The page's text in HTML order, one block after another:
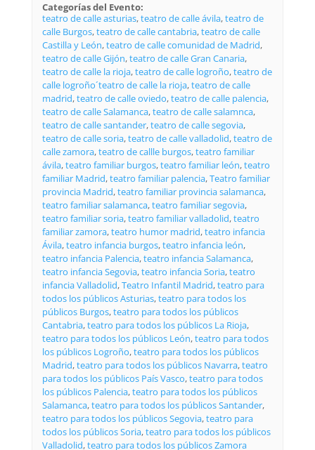
Categorías del Evento:
teatro de calle asturias,teatro de calle ávila,teatro de
calle Burgos,teatro de calle cantabria,teatro de calle
Castilla y León,teatro de calle comunidad de Madrid,
teatro de calle Gijón,teatro de calle Gran Canaria,
teatro de calle la rioja,teatro de calle logroño,teatro de
calle logroño´teatro de calle la rioja,teatro de calle
madrid,teatro de calle oviedo,teatro de calle palencia,
teatro de calle Salamanca,teatro de calle salamnca,
teatro de calle santander,teatro de calle segovia,
teatro de calle soria,teatro de calle valladolid,teatro de
calle zamora,teatro de callle burgos,teatro familiar
ávila,teatro familiar burgos,teatro familiar león,teatro
familiar Madrid,teatro familiar palencia,Teatro familiar
provincia Madrid,teatro familiar provincia salamanca,
teatro familiar salamanca,teatro familiar segovia,
teatro familiar soria,teatro familiar valladolid,teatro
familiar zamora,teatro humor madrid,teatro infancia
Ávila,teatro infancia burgos,teatro infancia león,
teatro infancia Palencia,teatro infancia Salamanca,
teatro infancia Segovia,teatro infancia Soria,teatro
infancia Valladolid,Teatro Infantil Madrid,teatro para
todos los públicos Asturias,teatro para todos los
públicos Burgos,teatro para todos los públicos
Cantabria,teatro para todos los públicos La Rioja,
teatro para todos los públicos León,teatro para todos
los públicos Logroño,teatro para todos los públicos
Madrid,teatro para todos los públicos Navarra,teatro
para todos los públicos País Vasco,teatro para todos
los públicos Palencia,teatro para todos los públicos
Salamanca,teatro para todos los públicos Santander,
teatro para todos los públicos Segovia,teatro para
todos los públicos Soria,teatro para todos los públicos
Valladolid,teatro para todos los públicos Zamora